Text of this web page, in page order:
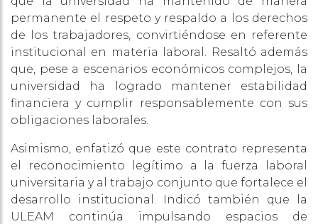
permanente el respeto y respaldo a los derechos
de los trabajadores, convirtiéndose en referente
institucional en materia laboral. Resaltó además
que, pese a escenarios económicos complejos, la
universidad ha logrado mantener estabilidad
financiera y cumplir responsablemente con sus
obligaciones laborales.
Asimismo, enfatizó que este contrato representa
el reconocimiento legítimo a la fuerza laboral
universitaria y al trabajo conjunto que fortalece el
desarrollo institucional. Indicó también que la
ULEAM continúa impulsando espacios de